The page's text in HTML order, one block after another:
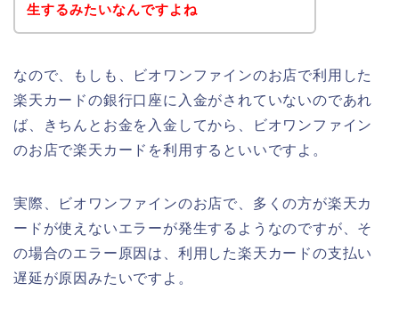
生するみたいなんですよね
なので、もしも、ビオワンファインのお店で利用した
楽天カードの銀行口座に入金がされていないのであれ
ば、きちんとお金を入金してから、ビオワンファイン
のお店で楽天カードを利用するといいですよ。
実際、ビオワンファインのお店で、多くの方が楽天カ
ードが使えないエラーが発生するようなのですが、そ
の場合のエラー原因は、利用した楽天カードの支払い
遅延が原因みたいですよ。